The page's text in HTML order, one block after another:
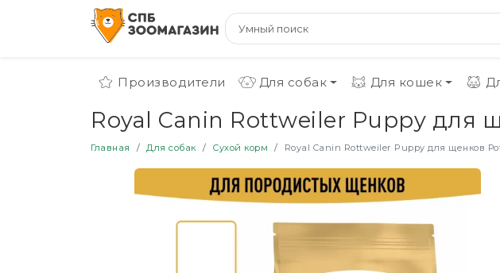
Производители Для собак Для кошек
Royal Canin Rottweiler Puppy для
Главная Для собак Сухой корм Royal Canin Rottweiler Puppy для щенков